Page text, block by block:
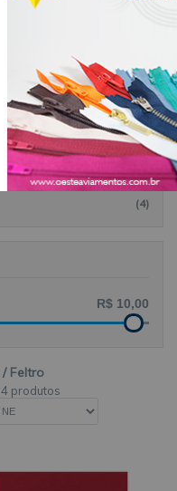
(4)
(4)
Feltro
4 produtos